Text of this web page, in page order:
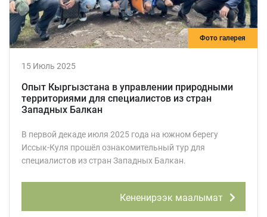
Фото галерея
15 Июль 2025
Опыт Кыргызстана в управлении природными
территориями для специалистов из стран
Западных Балкан
В первой декаде июля 2025 года на южном берегу
Иссык-Куля прошёл ознакомительный тур для
специалистов из стран Западных Балкан.
Кененирээк маалымат